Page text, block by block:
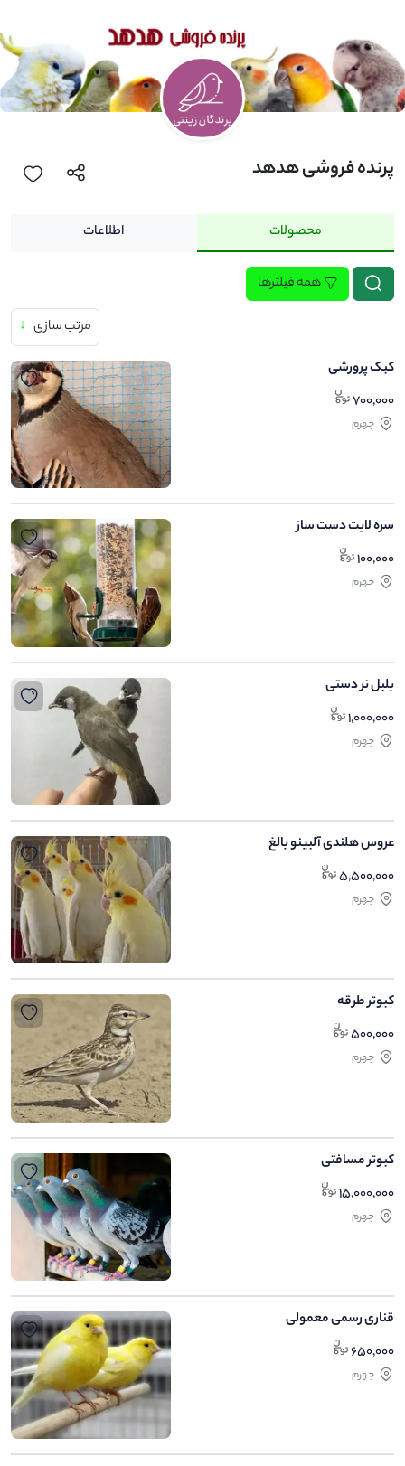
پرنده فروشی هدهد
محصولات اطلاعات
همه فیلترها
مرتب سازی ↓
کبک پرورشی
700,000
جهرم
سره لایت دست ساز
100,000
جهرم
بلبل نر دستی
1,000,000
جهرم
عروس هلندی آلبینو بالغ
5,500,000
جهرم
کبوتر طرقه
500,000
جهرم
کبوتر مسافتی
15,000,000
جهرم
قناری رسمی معمولی
650,000
جهرم